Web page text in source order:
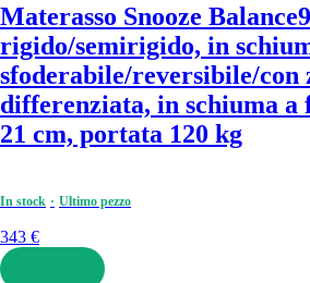
Materasso Snooze Balance
rigido/semirigido, in
sfoderabile/reversibile/con
differenziata, in schiuma a
21 cm, portata 120 kg
In stock Ultimo pezzo
343 €